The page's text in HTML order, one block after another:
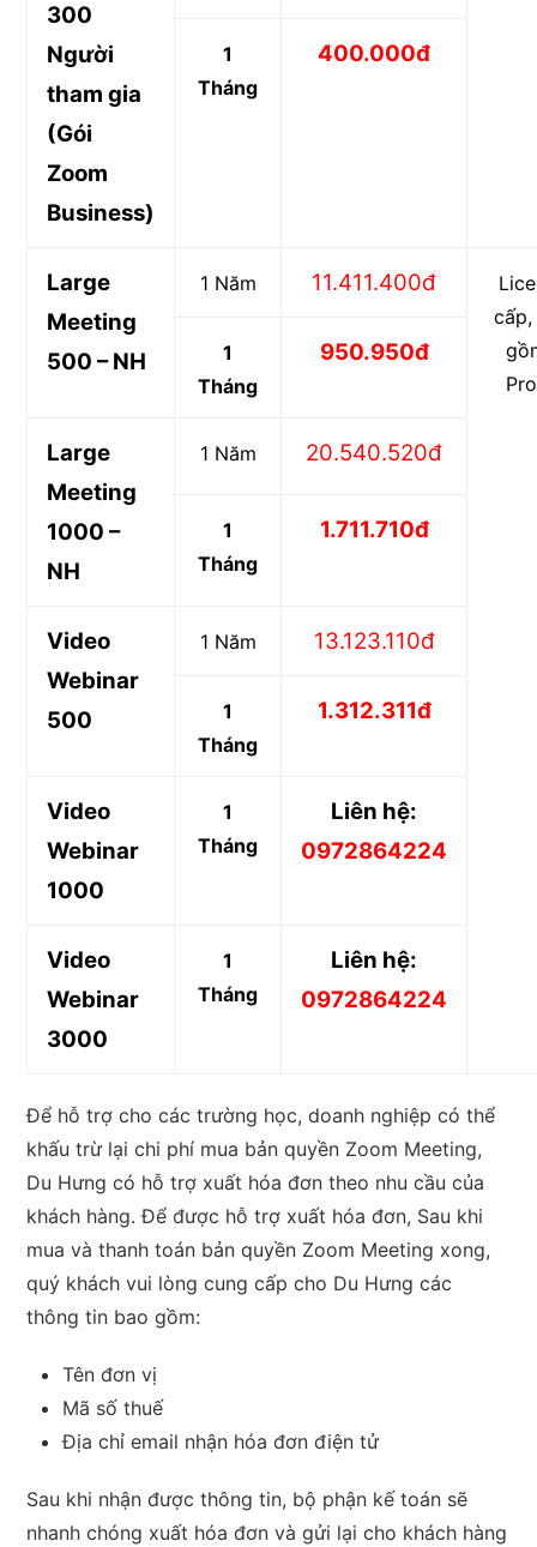
300
Người
tham gia
(Gói
Zoom
Business)
1
Tháng
400.000đ
Large
Meeting
500 – NH
1 Năm 11.411.400đ
1
Tháng
950.950đ
Large
Meeting
1000 –
NH
1 Năm 20.540.520đ
1
Tháng
1.711.710đ
Video
Webinar
500
1 Năm 13.123.110đ
1
Tháng
1.312.311đ
Video
Webinar
1000
1
Tháng
Liên hệ:
0972864224
Video
Webinar
3000
1
Tháng
Liên hệ:
0972864224
Để hỗ trợ cho các trường học, doanh nghiệp có thể
khấu trừ lại chi phí mua bản quyền Zoom Meeting,
Du Hưng có hỗ trợ xuất hóa đơn theo nhu cầu của
khách hàng. Để được hỗ trợ xuất hóa đơn, Sau khi
mua và thanh toán bản quyền Zoom Meeting xong,
quý khách vui lòng cung cấp cho Du Hưng các
thông tin bao gồm:
Tên đơn vị
Mã số thuế
Địa chỉ email nhận hóa đơn điện tử
Sau khi nhận được thông tin, bộ phận kế toán sẽ
nhanh chóng xuất hóa đơn và gửi lại cho khách hàng